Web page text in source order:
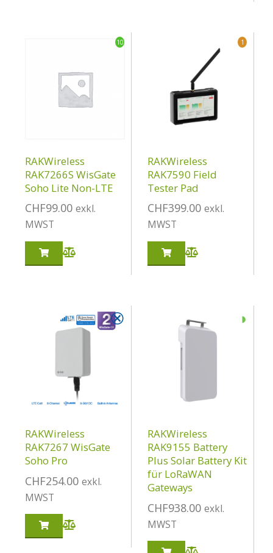
10
RAKWireless
RAK7266S WisGate
Soho Lite Non-LTE
CHF99.00 exkl.
MWST
1
RAKWireless
RAK7590 Field
Tester Pad
CHF399.00 exkl.
MWST
⮿
RAKWireless
RAK7267 WisGate
Soho Pro
CHF254.00 exkl.
MWST
◑
RAKWireless
RAK9155 Battery
Plus Solar Battery Kit
für LoRaWAN
Gateways
CHF938.00 exkl.
MWST